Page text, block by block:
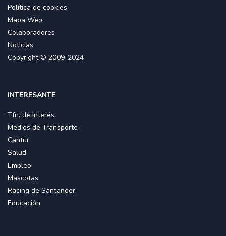
Política de cookies
Mapa Web
Colaboradores
Noticias
Copyright © 2009-2024
INTERESANTE
Tfn. de Interés
Medios de Transporte
Cantur
Salud
Empleo
Mascotas
Racing de Santander
Educación